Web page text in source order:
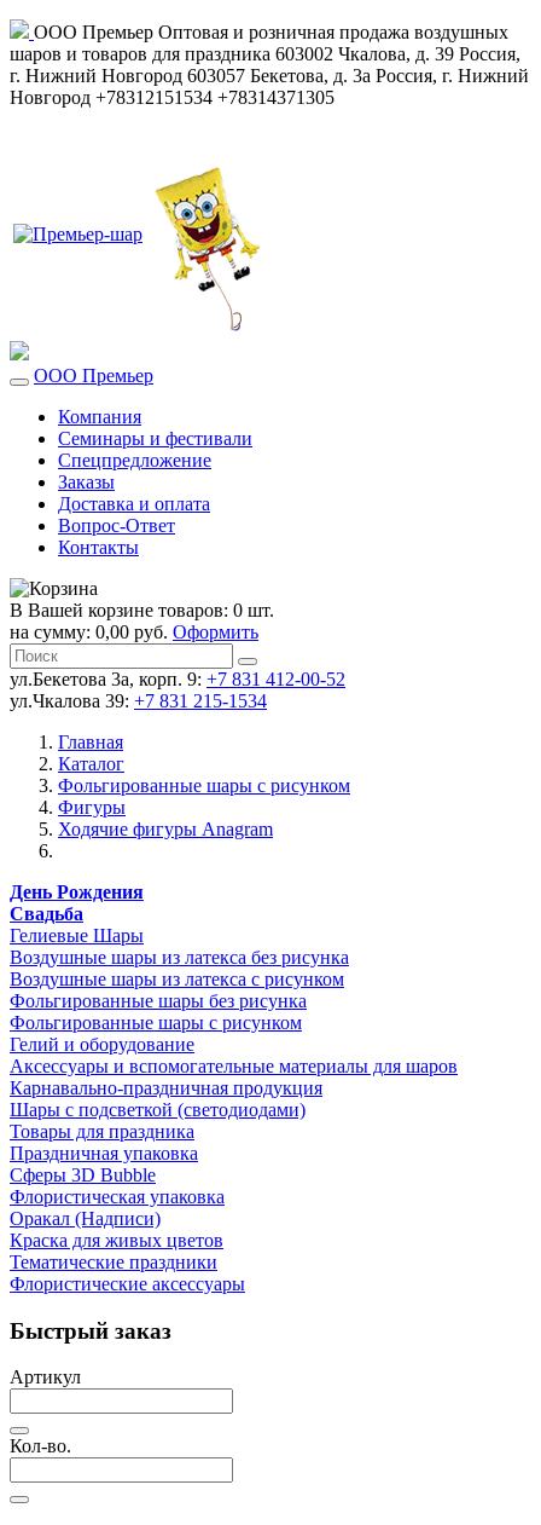
ООО Премьер Оптовая и розничная продажа воздушных
шаров и товаров для праздника 603002 Чкалова, д. 39 Россия,
г. Нижний Новгород 603057 Бекетова, д. 3а Россия, г. Нижний
Новгород +78312151534 +78314371305
ООО Премьер
Компания
Семинары и фестивали
Спецпредложение
Заказы
Доставка и оплата
Вопрос-Ответ
Контакты
В Вашей корзине товаров: 0 шт.
на сумму: 0,00 руб. Оформить
ул.Бекетова 3а, корп. 9: +7 831 412-00-52
ул.Чкалова 39: +7 831 215-1534
Главная
Каталог
Фольгированные шары с рисунком
Фигуры
Ходячие фигуры Anagram
День Рождения
Свадьба
Гелиевые Шары
Воздушные шары из латекса без рисунка
Воздушные шары из латекса с рисунком
Фольгированные шары без рисунка
Фольгированные шары с рисунком
Гелий и оборудование
Аксессуары и вспомогательные материалы для шаров
Карнавально-праздничная продукция
Шары с подсветкой (светодиодами)
Товары для праздника
Праздничная упаковка
Сферы 3D Bubble
Флористическая упаковка
Оракал (Надписи)
Краска для живых цветов
Тематические праздники
Флористические аксессуары
Быстрый заказ
Артикул
Кол-во.